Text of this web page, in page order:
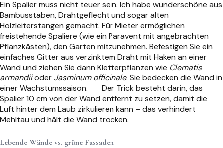
Ein Spalier muss nicht teuer sein. Ich habe wunderschöne aus
Bambusstäben, Drahtgeflecht und sogar alten
Holzleiterstangen gemacht. Für Mieter ermöglichen
freistehende Spaliere (wie ein Paravent mit angebrachten
Pflanzkästen), den Garten mitzunehmen. Befestigen Sie ein
einfaches Gitter aus verzinktem Draht mit Haken an einer
Wand und ziehen Sie dann Kletterpflanzen wie Clematis
armandiioder Jasminum officinale. Sie bedecken die Wand in
einer Wachstumssaison.
Der Trick besteht darin, das
Spalier 10 cm von der Wand entfernt zu setzen, damit die
Luft hinter dem Laub zirkulieren kann – das verhindert
Mehltau und hält die Wand trocken.
Lebende Wände vs. grüne Fassaden